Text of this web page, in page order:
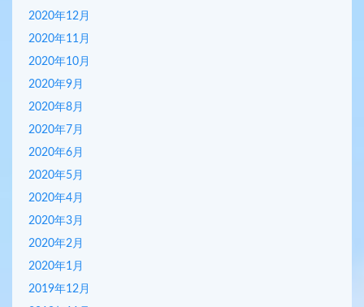
2020年12月
2020年11月
2020年10月
2020年9月
2020年8月
2020年7月
2020年6月
2020年5月
2020年4月
2020年3月
2020年2月
2020年1月
2019年12月